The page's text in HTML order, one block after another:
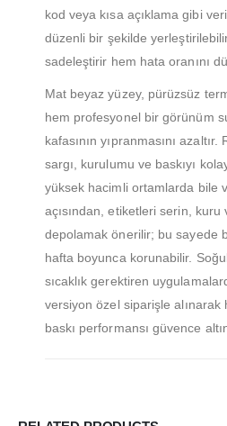
kod veya kısa açıklama gibi
düzenli bir şekilde
sadeleştirir hem hata oranını
Mat beyaz yüzey, pürüzsüz
hem profesyonel bir görünüm
kafasının yıpranmasını
sargı, kurulumu ve baskıyı
yüksek hacimli ortamlarda bile
açısından, etiketleri serin, kuru
depolamak önerilir; bu sayede
hafta boyunca korunabilir.
sıcaklık gerektiren
versiyon özel siparişle alınarak
baskı performansı güvence
MÜŞTERI HIZMETLERI
Hesabım
Login
İletişim
Gizlilik Politikası
İade ve Geri Ödeme Politikası
HAKKIMIZDA
Hakkımızda